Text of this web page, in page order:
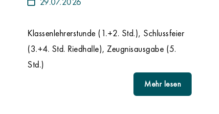
Klassenlehrerstunde (1.+2. Std.), Schlussfeier
(3.+4. Std. Riedhalle), Zeugnisausgabe (5.
Std.)
Mehr lesen